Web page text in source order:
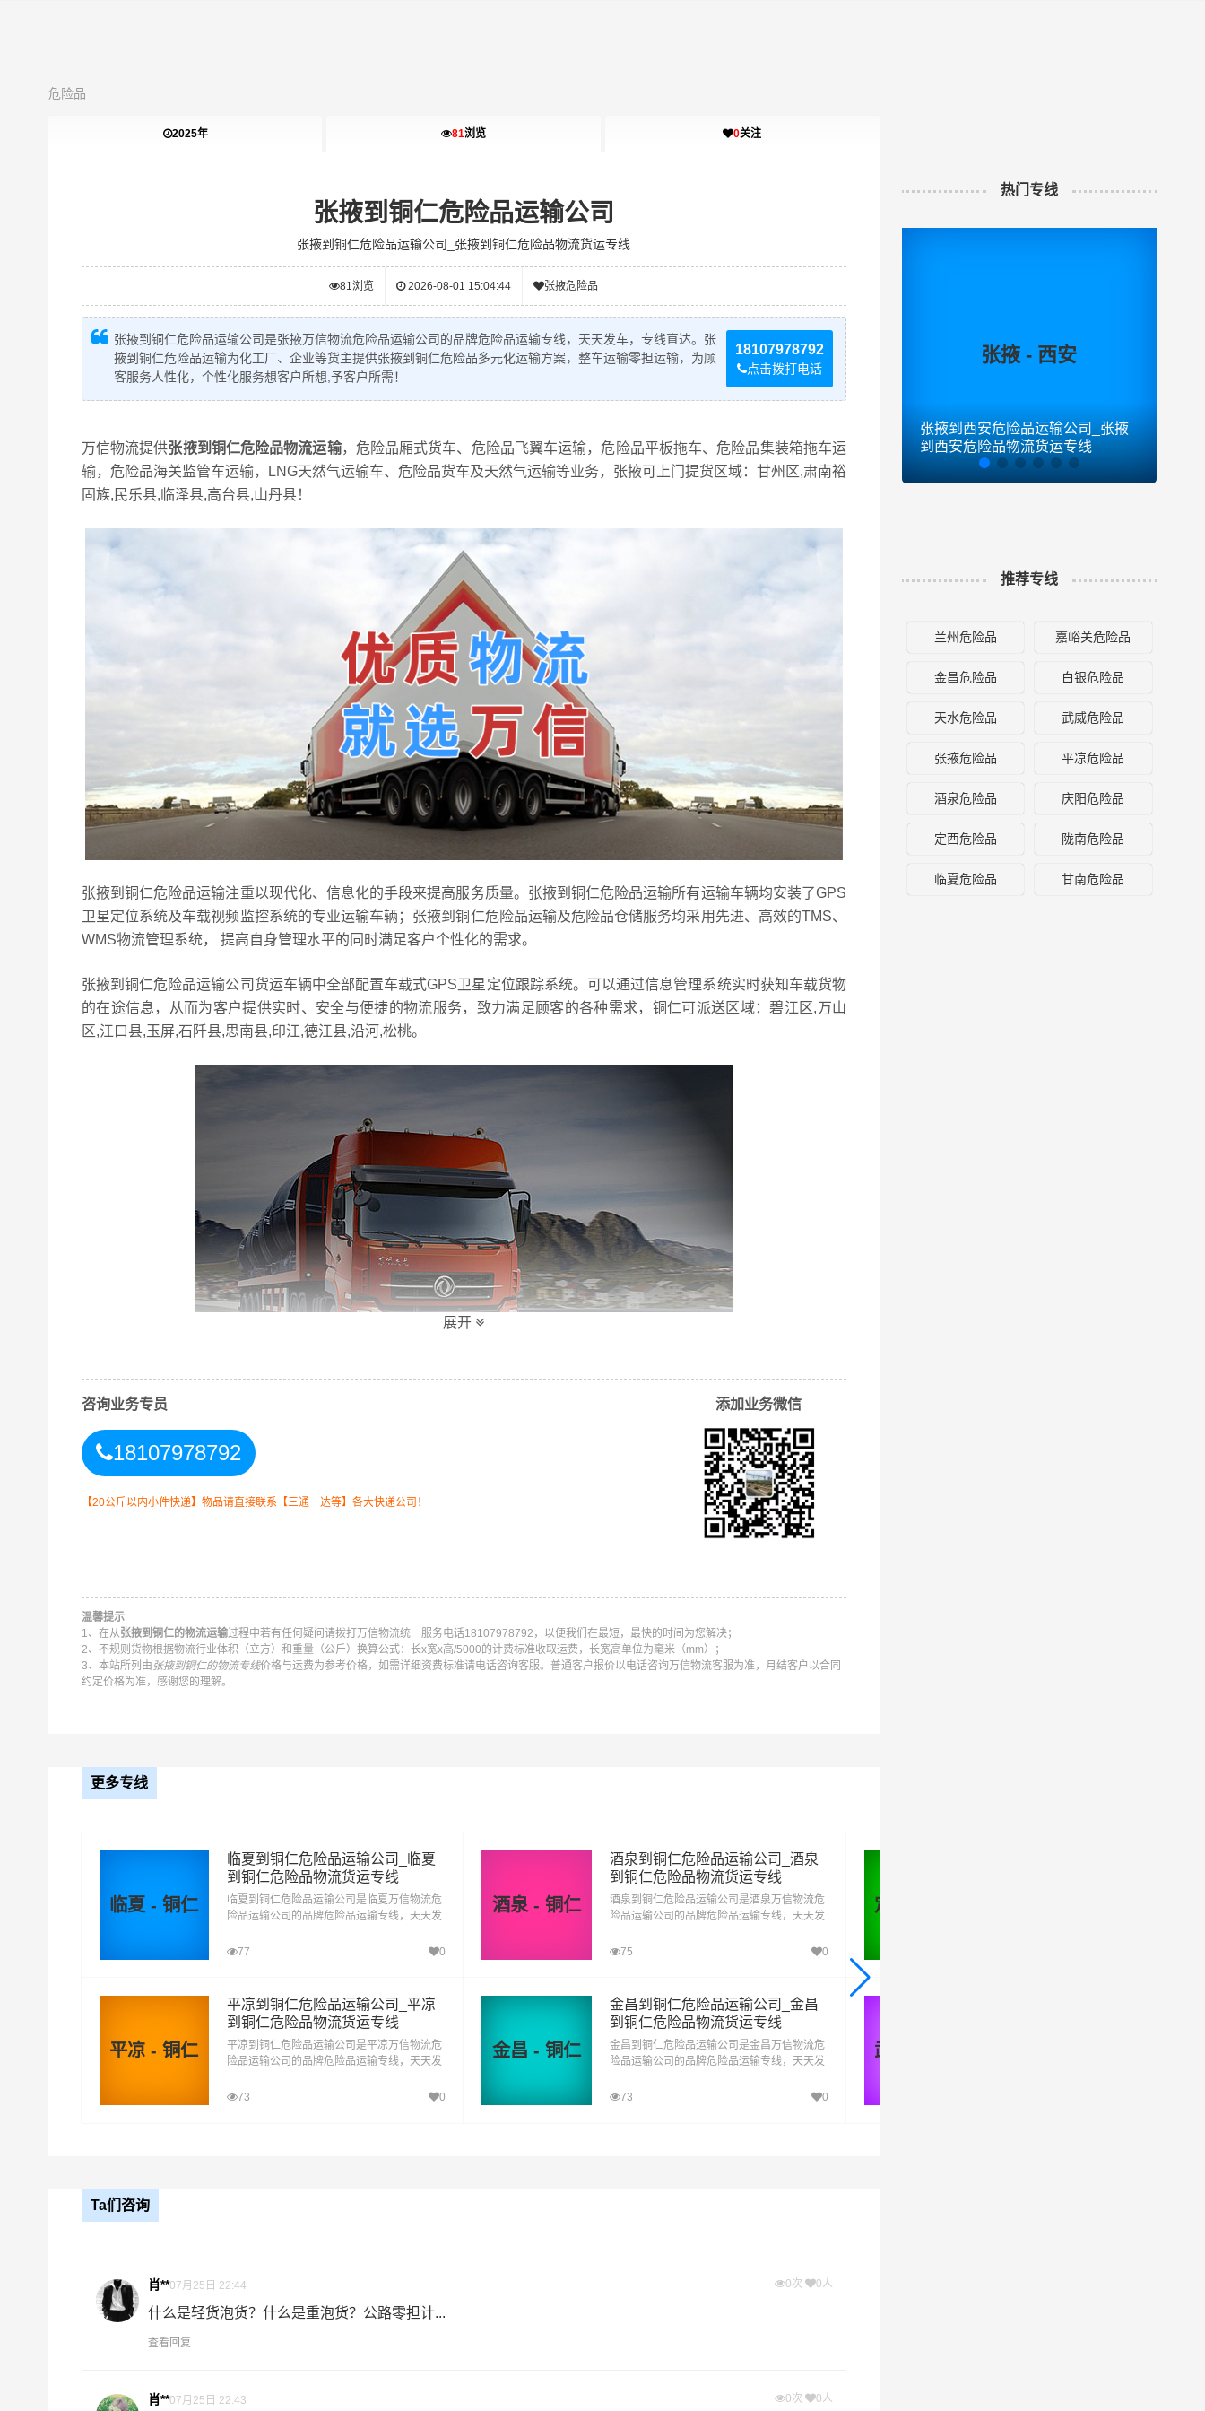
危险品
2025年 81浏览 0关注
张掖到铜仁危险品运输公司
张掖到铜仁危险品运输公司_张掖到铜仁危险品物流货运专线
81浏览 2026-08-01 15:04:44 张掖危险品
18107978792
点击拨打电话
张掖到铜仁危险品运输公司是张掖万信物流危险品运输公司的品牌危险品运输专线，天天发车，专线直达。张
掖到铜仁危险品运输为化工厂、企业等货主提供张掖到铜仁危险品多元化运输方案，整车运输零担运输，为顾
客服务人性化，个性化服务想客户所想,予客户所需！
万信物流提供张掖到铜仁危险品物流运输，危险品厢式货车、危险品飞翼车运输，危险品平板拖车、危险品集装箱拖车运
输，危险品海关监管车运输，LNG天然气运输车、危险品货车及天然气运输等业务，张掖可上门提货区域：甘州区,肃南裕
固族,民乐县,临泽县,高台县,山丹县！
张掖到铜仁危险品运输注重以现代化、信息化的手段来提高服务质量。张掖到铜仁危险品运输所有运输车辆均安装了GPS
卫星定位系统及车载视频监控系统的专业运输车辆；张掖到铜仁危险品运输及危险品仓储服务均采用先进、高效的TMS、
WMS物流管理系统， 提高自身管理水平的同时满足客户个性化的需求。
张掖到铜仁危险品运输公司货运车辆中全部配置车载式GPS卫星定位跟踪系统。可以通过信息管理系统实时获知车载货物
的在途信息，从而为客户提供实时、安全与便捷的物流服务，致力满足顾客的各种需求，铜仁可派送区域：碧江区,万山
区,江口县,玉屏,石阡县,思南县,印江,德江县,沿河,松桃。
张掖到铜仁危险品运输公司涉及危险品运输种类和车型：
3、拥有合作危险品运输拖车车型：20尺短拖、40尺长拖、骨架挂车、平板挂车等集装箱拖车车型；
4、我司提供以上种类危险品的散货和集装箱运输。
二类：气体（氧气、煤气）
三类：易燃液体（乙醇、油漆、涂料、燃油）
易燃固体（赤磷、硫磺、松香、樟脑、镁粉）
三项：遇水放出易燃气体的物质
展开
咨询业务专员
18107978792
【20公斤以内小件快递】物品请直接联系【三通一达等】各大快递公司！
添加业务微信
温馨提示
1、在从张掖到铜仁的物流运输过程中若有任何疑问请拨打万信物流统一服务电话18107978792，以便我们在最短，最快的时间为您解决；
2、不规则货物根据物流行业体积（立方）和重量（公斤）换算公式：长x宽x高/5000的计费标准收取运费，长宽高单位为毫米（mm）；
3、本站所列由 张掖到铜仁的物流专线价格与运费为参考价格，如需详细资费标准请电话咨询客服。普通客户报价以电话咨询万信物流客服为准，月结客户以合同
约定价格为准，感谢您的理解。
更多专线
临夏 - 铜仁
临夏到铜仁危险品运输公司_临夏
到铜仁危险品物流货运专线
临夏到铜仁危险品运输公司是临夏万信物流危
险品运输公司的品牌危险品运输专线，天天发
厂、企业等货主提供临夏到铜仁危险品多元化
77 0
酒泉 - 铜仁
酒泉到铜仁危险品运输公司_酒泉
到铜仁危险品物流货运专线
酒泉到铜仁危险品运输公司是酒泉万信物流危
险品运输公司的品牌危险品运输专线，天天发
厂、企业等货主提供酒泉到铜仁危险品多元化
75 0
定西 - 铜仁
平凉 - 铜仁
平凉到铜仁危险品运输公司_平凉
到铜仁危险品物流货运专线
平凉到铜仁危险品运输公司是平凉万信物流危
险品运输公司的品牌危险品运输专线，天天发
厂、企业等货主提供平凉到铜仁危险品多元化
73 0
金昌 - 铜仁
金昌到铜仁危险品运输公司_金昌
到铜仁危险品物流货运专线
金昌到铜仁危险品运输公司是金昌万信物流危
险品运输公司的品牌危险品运输专线，天天发
厂、企业等货主提供金昌到铜仁危险品多元化
73 0
武威 - 铜仁
Ta们咨询
肖**07月25日 22:44 0次 0人
什么是轻货泡货？什么是重泡货？公路零担计...
查看回复
肖**07月25日 22:43 0次 0人
热门专线
张掖 - 西安
张掖到西安危险品运输公司_张掖
到西安危险品物流货运专线
推荐专线
兰州危险品 嘉峪关危险品
金昌危险品 白银危险品
天水危险品 武威危险品
张掖危险品 平凉危险品
酒泉危险品 庆阳危险品
定西危险品 陇南危险品
临夏危险品 甘南危险品